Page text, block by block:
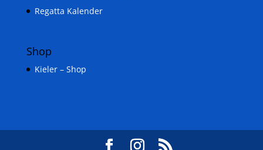
Regatta Kalender
Shop
Kieler – Shop